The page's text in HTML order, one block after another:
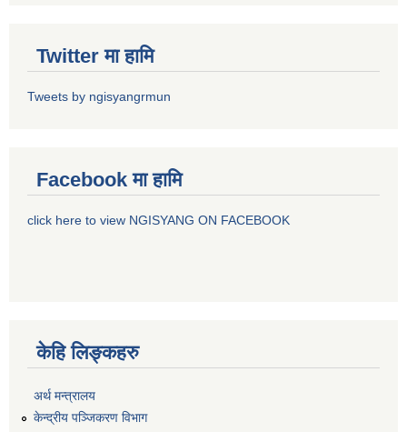
Twitter मा हामि
Tweets by ngisyangrmun
Facebook मा हामि
click here to view NGISYANG ON FACEBOOK
केहि लिङ्कहरु
अर्थ मन्त्रालय
केन्द्रीय पञ्जिकरण विभाग